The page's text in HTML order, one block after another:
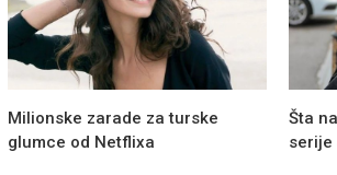
Milionske zarade za turske
glumce od Netflixa
Šta
serije
u novoj seriji
tajnama...
Salih Bademci
Terzi i Dilek